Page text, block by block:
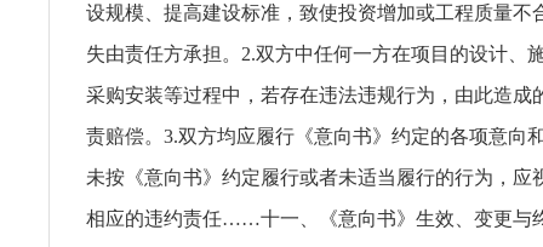
设规模、提高建设标准，致使投资增加或工程质量不
失由责任方承担。2.双方中任何一方在项目的设计、
采购安装等过程中，若存在违法违规行为，由此造成
责赔偿。3.双方均应履行《意向书》约定的各项意向
未按《意向书》约定履行或者未适当履行的行为，应
相应的违约责任……十一、《意向书》生效、变更与